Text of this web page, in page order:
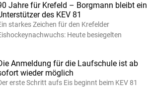
Jahre für Krefeld – Borgmann bleibt ein
des KEV 81
starkes Zeichen für den Krefelder
Heute besiegelten
Anmeldung für die Laufschule ist ab
wieder möglich
erste Schritt aufs Eis beginnt beim KEV 81